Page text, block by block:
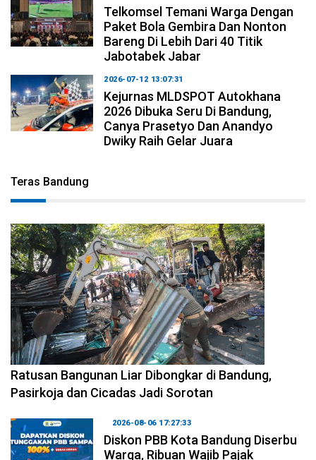
Telkomsel Temani Warga Dengan
Paket Bola Gembira Dan Nonton
Bareng Di Lebih Dari 40 Titik
Jabotabek Jabar
2026-07-12 13:07:31
Kejurnas MLDSPOT Autokhana
2026 Dibuka Seru Di Bandung,
Canya Prasetyo Dan Anandyo
Dwiky Raih Gelar Juara
Teras Bandung
2026-08-06 17:34:08
Ratusan Bangunan Liar Dibongkar di Bandung,
Pasirkoja dan Cicadas Jadi Sorotan
2026-08-06 17:27:33
Diskon PBB Kota Bandung Diserbu
Warga, Ribuan Wajib Pajak